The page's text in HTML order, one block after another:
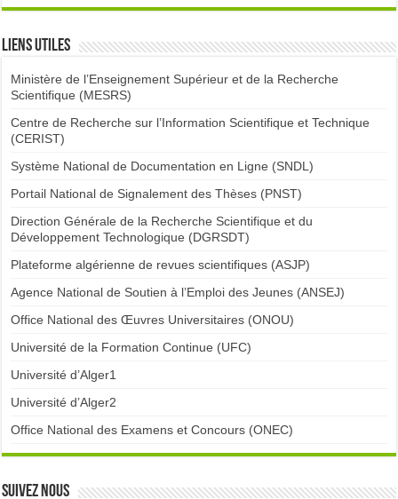
Liens utiles
Ministère de l’Enseignement Supérieur et de la Recherche
Scientifique (MESRS)
Centre de Recherche sur l’Information Scientifique et Technique
(CERIST)
Système National de Documentation en Ligne (SNDL)
Portail National de Signalement des Thèses (PNST)
Direction Générale de la Recherche Scientifique et du
Développement Technologique (DGRSDT)
Plateforme algérienne de revues scientifiques (ASJP)
Agence National de Soutien à l’Emploi des Jeunes (ANSEJ)
Office National des Œuvres Universitaires (ONOU)
Université de la Formation Continue (UFC)
Université d’Alger1
Université d’Alger2
Office National des Examens et Concours (ONEC)
Suivez nous